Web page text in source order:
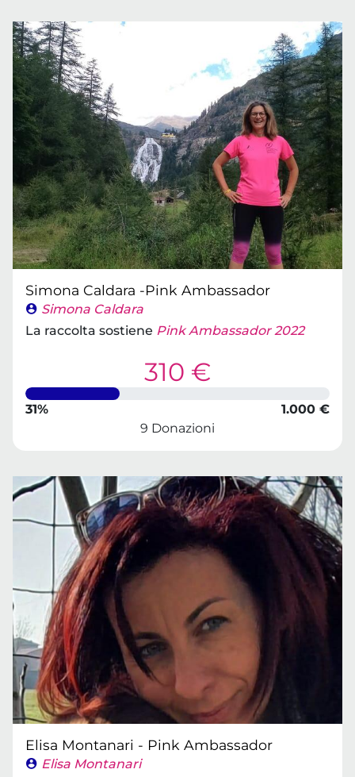
Simona Caldara -Pink Ambassador
Simona Caldara
La raccolta sostiene Pink Ambassador 2022
310 €
31%
1.000 €
9 Donazioni
Elisa Montanari - Pink Ambassador
Elisa Montanari